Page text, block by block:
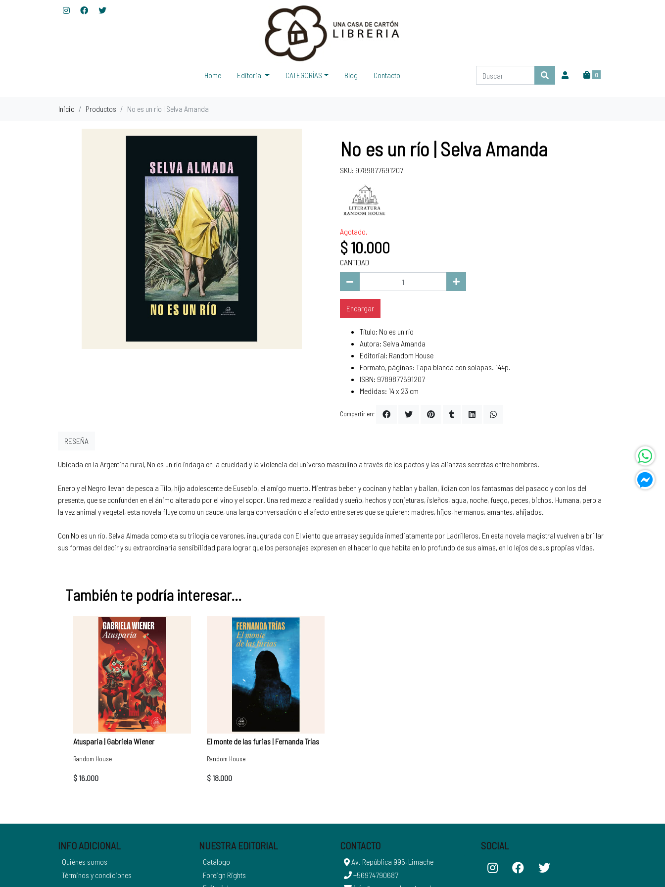
0
Home Editorial CATEGORÍAS Blog Contacto
Inicio Productos No es un río | Selva Amanda
No es un río | Selva Amanda
SKU: 9789877691207
Agotado.
$ 10.000
CANTIDAD
Encargar
Título: No es un río
Autora: Selva Amanda
Editorial: Random House
Formato, páginas: Tapa blanda con solapas. 144p.
ISBN: 9789877691207
Medidas: 14 x 23 cm
Compartir en:
Ubicada en la Argentina rural, No es un río indaga en la crueldad y la violencia del universo masculino a través de los pactos y las alianzas secretas entre hombres.
Enero y el Negro llevan de pesca a Tilo, hijo adolescente de Eusebio, el amigo muerto. Mientras beben y cocinan y hablan y bailan, lidian con los fantasmas del pasado y con los del
presente, que se confunden en el ánimo alterado por el vino y el sopor. Una red mezcla realidad y sueño, hechos y conjeturas, isleños, agua, noche, fuego, peces, bichos. Humana, pero a
la vez animal y vegetal, esta novela fluye como un cauce, una larga conversación o el afecto entre seres que se quieren: madres, hijos, hermanos, amantes, ahijados.
Con No es un río, Selva Almada completa su trilogía de varones, inaugurada con El viento que arrasay seguida inmediatamente por Ladrilleros. En esta novela magistral vuelven a brillar
sus formas del decir y su extraordinaria sensibilidad para lograr que los personajes expresen en el hacer lo que habita en lo profundo de sus almas, en lo lejos de sus propias vidas.
RESEÑA
También te podría interesar...
Atusparia | Gabriela Wiener
Random House
$ 16.000
El monte de las furias | Fernanda Trías
Random House
$ 18.000
INFO ADICIONAL
Quiénes somos
Términos y condiciones
NUESTRA EDITORIAL
Catálogo
Foreign Rights
CONTACTO
Av. República 996, Limache
+56974790687
SOCIAL